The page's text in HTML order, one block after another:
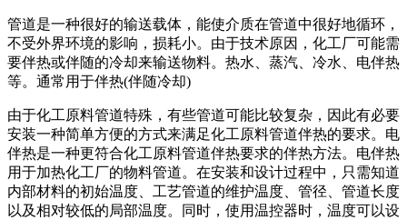
管道是一种很好的输送载体，能使介质在管道中很好地循环，
不受外界环境的影响，损耗小。由于技术原因，化工厂可能需
要伴热或伴随的冷却来输送物料。热水、蒸汽、冷水、电伴热
等。通常用于伴热(伴随冷却)
由于化工原料管道特殊，有些管道可能比较复杂，因此有必要
安装一种简单方便的方式来满足化工原料管道伴热的要求。电
伴热是一种更符合化工原料管道伴热要求的伴热方法。电伴热
用于加热化工厂的物料管道。在安装和设计过程中，只需知道
内部材料的初始温度、工艺管道的维护温度、管径、管道长度
以及相对较低的局部温度。同时，使用温控器时，温度可以设